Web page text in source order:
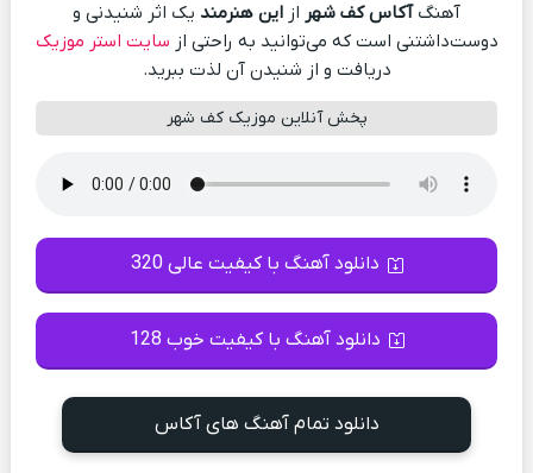
آهنگآکاس کف شهر از این هنرمند یک اثر شنیدنی و
دوست‌داشتنی است که می‌توانید به راحتی از سایت استر موزیک
دریافت و از شنیدن آن لذت ببرید.
پخش آنلاین موزیک کف شهر
دانلود آهنگ با کیفیت عالی 320
دانلود آهنگ با کیفیت خوب 128
دانلود تمام آهنگ های آکاس